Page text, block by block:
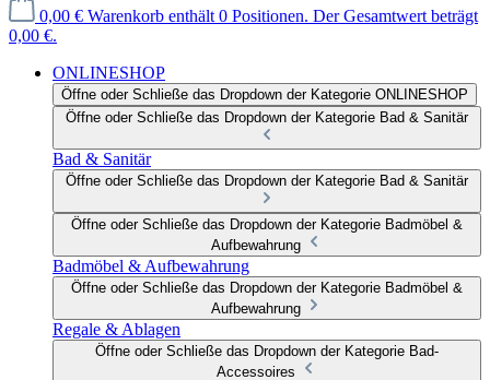
0,00 € Warenkorb enthält 0 Positionen. Der Gesamtwert beträgt
0,00 €.
ONLINESHOP
Öffne oder Schließe das Dropdown der Kategorie ONLINESHOP
Öffne oder Schließe das Dropdown der Kategorie Bad & Sanitär
Bad & Sanitär
Öffne oder Schließe das Dropdown der Kategorie Bad & Sanitär
Öffne oder Schließe das Dropdown der Kategorie Badmöbel &
Aufbewahrung
Badmöbel & Aufbewahrung
Öffne oder Schließe das Dropdown der Kategorie Badmöbel &
Aufbewahrung
Regale & Ablagen
Öffne oder Schließe das Dropdown der Kategorie Bad-
Accessoires